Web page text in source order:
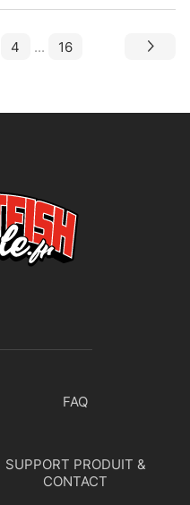
4 ... 16
FAQ
SUPPORT PRODUIT &
CONTACT